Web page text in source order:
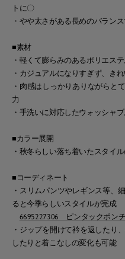
トに〇
・やや太さがある長めのバラン
■素材
・軽くて膨らみのあるポリエス
・カジュアルになりすぎず、き
・肉感はしっかりありながらと
力
・手洗いに対応したウォッシャ
■カラー展開
・秋冬らしい落ち着いたスタイ
■コーディネート
・スリムパンツやレギンス等、
ると今季らしいスタイルが完成
6695227306 ピンタックポン
・ジップを開けて衿を返したり
したりと着こなしの変化も可能